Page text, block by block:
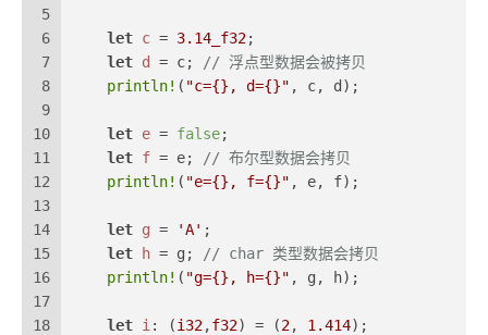
5
6
7
8
9
10
11
12
13
14
15
16
17
18
let c = 3.14_f32;
let d = c;
// 浮点型数据会被拷贝
println! ( "c={}, d={}" , c, d);
let e = false;
let f = e;
// 布尔型数据会拷贝
println! ( "e={}, f={}" , e, f);
let g = 'A' ;
let
h = g;
// char 类型数据会拷贝
println! ( "g={}, h={}" , g, h);
let i : (i32,f32) = (2, 1.414);